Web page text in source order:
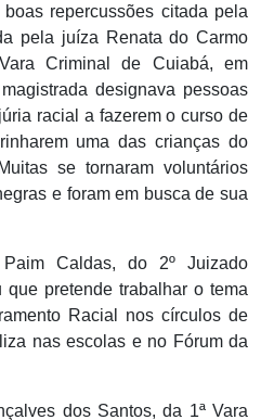
repercussões citada pela
pela juíza Renata do Carmo
Criminal de Cuiabá, em
designava pessoas
racial a fazerem o curso de
uma das crianças do
se tornaram voluntários
e foram em busca de sua
Caldas, do 2º Juizado
pretende trabalhar o tema
Racial nos círculos de
nas escolas e no Fórum da
dos Santos, da 1ª Vara